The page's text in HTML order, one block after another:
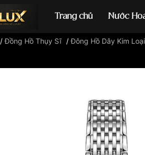
Trang chủ Nước
Đồng hồ casio
/Đồng Hồ Thụy Sĩ /Đông Hồ Dây Kim Loại